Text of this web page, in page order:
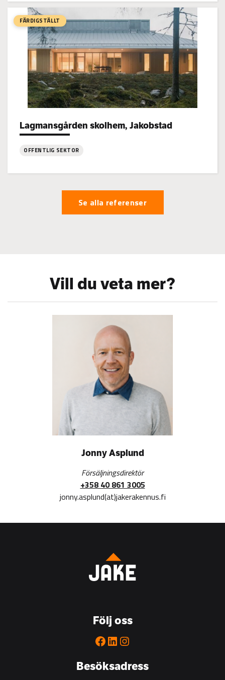
Alholmens
Kraft
Elpanna,
Jakobstad
FÄRDIGSTÄLLT
Lagmansgården skolhem, Jakobstad
Project types:
OFFENTLIG SEKTOR
Se alla referenser
Vill du veta mer?
Jonny Asplund
Försäljningsdirektör
+358 40 861 3005
jonny.asplund(at)jakerakennus.fi
Besöksadress
Följ oss
Facebook
LinkedIn
Instagram